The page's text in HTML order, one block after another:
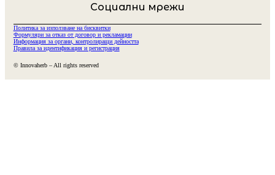
Социални мрежи
Политика за използване на бисквитки
Формуляри за отказ от договор и рекламации
Информация за органи, контролиращи дейността
Правила за идентификация и регистрация
© Innovaherb – All rights reserved